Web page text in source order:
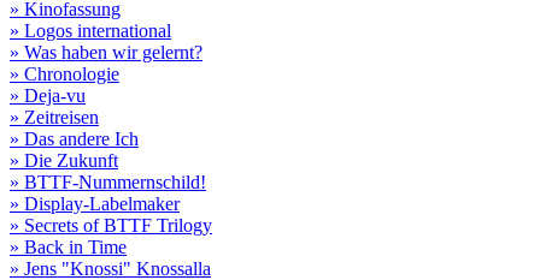
» Kinofassung
» Logos international
» Was haben wir gelernt?
» Chronologie
» Deja-vu
» Zeitreisen
» Das andere Ich
» Die Zukunft
» BTTF-Nummernschild!
» Display-Labelmaker
» Secrets of BTTF Trilogy
» Back in Time
» Jens "Knossi" Knossalla